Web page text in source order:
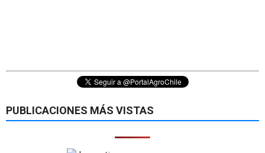
PUBLICACIONES MÁS VISTAS